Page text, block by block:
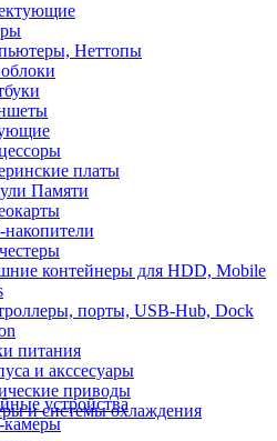
Неттопы
платы
Памяти
накопители
контейнеры для HDD, Mobile
порты, USB-Hub, Dock
питания
и акссесуары
приводы
и системы охлаждения
устройства
камеры